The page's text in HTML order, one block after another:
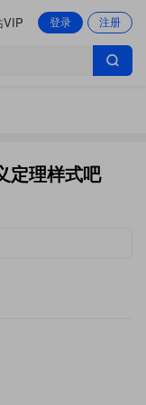
登录 注册
VIP
定理样式吧